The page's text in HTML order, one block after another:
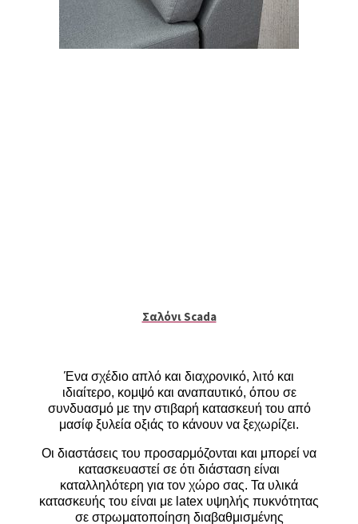
Σαλόνι Scada
Ένα σχέδιο απλό και διαχρονικό, λιτό και
ιδιαίτερο, κομψό και αναπαυτικό, όπου σε
συνδυασμό με την στιβαρή κατασκευή του από
μασίφ ξυλεία οξιάς το κάνουν να ξεχωρίζει.
Οι διαστάσεις του προσαρμόζονται και μπορεί να
κατασκευαστεί σε ότι διάσταση είναι
καταλληλότερη για τον χώρο σας. Τα υλικά
κατασκευής του είναι με latex υψηλής πυκνότητας
σε στρωματοποίηση διαβαθμισμένης